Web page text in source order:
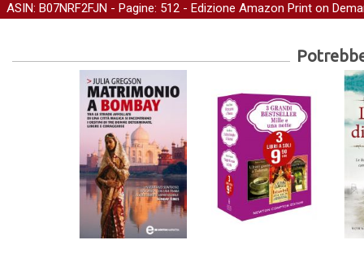
ASIN: B07NRF2FJN - Pagine: 512 - Edizione Amazon Print on